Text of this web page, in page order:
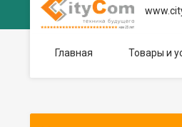
Главная Товары и